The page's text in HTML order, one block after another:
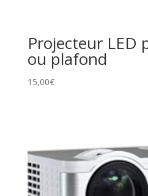
Projecteur LED
ou plafond
15,00€